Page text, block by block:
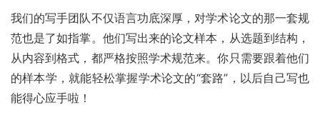
我们的写手团队不仅语言功底深厚，对学术论文的那一套规
范也是了如指掌。他们写出来的论文样本，从选题到结构，
从内容到格式，都严格按照学术规范来。你只需要跟着他们
的样本学，就能轻松掌握学术论文的“套路”，以后自己写也
能得心应手啦！